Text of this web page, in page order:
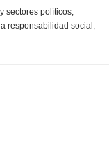
sectores políticos,
responsabilidad social,